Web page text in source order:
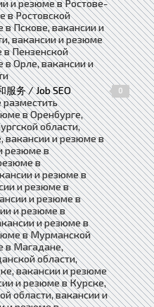
и резюме в Ростове-
в Ростовской
в Пскове, вакансии и
вакансии и резюме
в Пензенской
в Орле, вакансии и
服务 / Job SEO
0
разместить
в Оренбурге,
области,
вакансии и резюме в
резюме в
в
и резюме в
и резюме в
и резюме в
и резюме в
и резюме в
в Мурманской
в Магадане,
области,
вакансии и резюме
и резюме в Курске,
области, вакансии и